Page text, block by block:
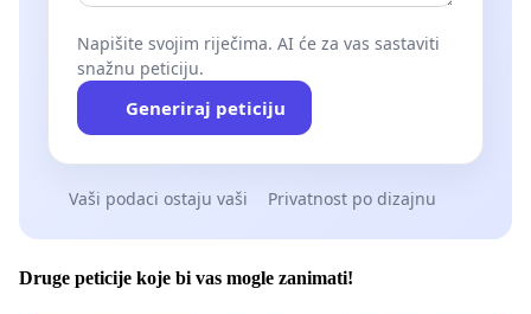
Napišite svojim riječima. AI će za vas sastaviti
snažnu peticiju.
Generiraj peticiju
Vaši podaci ostaju vaši Privatnost po dizajnu
Druge peticije koje bi vas mogle zanimati!